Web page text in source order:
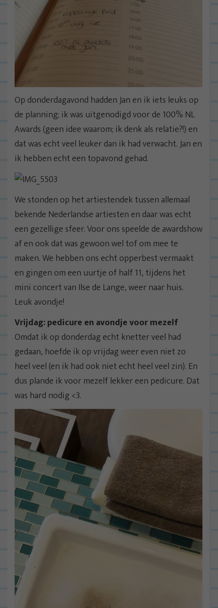
Op donderdagavond hadden Jan en ik iets leuks op
de planning; ik was uitgenodigd voor de 100% NL
Awards (geen idee waarom; ik denk als relatie?!) en
dat was echt veel leuker dan ik had verwacht. Jan en
ik hebben echt een topavond gehad.
We stonden op het artiestendek tussen allemaal
bekende Nederlandse artiesten en daar was echt
een gezellige sfeer. Voor ons speelde de awardshow
af en ook dat was gewoon wel tof om mee te
maken. We hebben ons echt opperbest vermaakt
en gingen om een uurtje of half 11, tijdens het
mini concert van Ilse de Lange, weer naar huis.
Leuk avondje!
Vrijdag: pedicure en avondje voor mezelf
Omdat ik op donderdag echt knetter veel had
gedaan, hoefde ik op vrijdag weer even niet zo
heel veel (en ik had ook niet echt heel veel zin). En
dus plande ik voor mezelf lekker een pedicure. Dat
was hard nodig <3.